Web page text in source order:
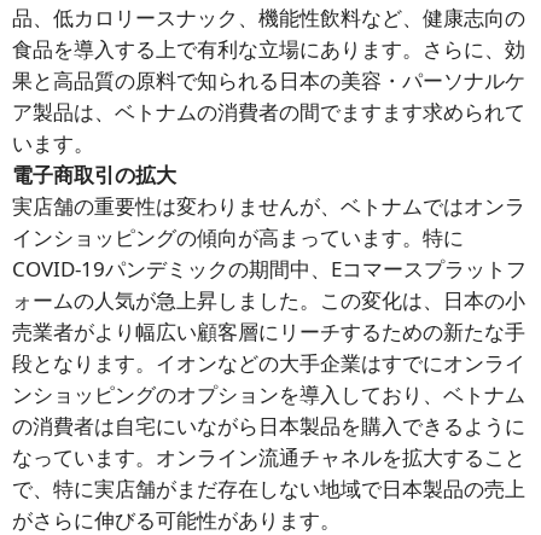
品、低カロリースナック、機能性飲料など、健康志向の
食品を導入する上で有利な立場にあります。さらに、効
果と高品質の原料で知られる日本の美容・パーソナルケ
ア製品は、ベトナムの消費者の間でますます求められて
います。
電子商取引の拡大
実店舗の重要性は変わりませんが、ベトナムではオンラ
インショッピングの傾向が高まっています。特に
COVID-19パンデミックの期間中、Eコマースプラットフ
ォームの人気が急上昇しました。この変化は、日本の小
売業者がより幅広い顧客層にリーチするための新たな手
段となります。イオンなどの大手企業はすでにオンライ
ンショッピングのオプションを導入しており、ベトナム
の消費者は自宅にいながら日本製品を購入できるように
なっています。オンライン流通チャネルを拡大すること
で、特に実店舗がまだ存在しない地域で日本製品の売上
がさらに伸びる可能性があります。